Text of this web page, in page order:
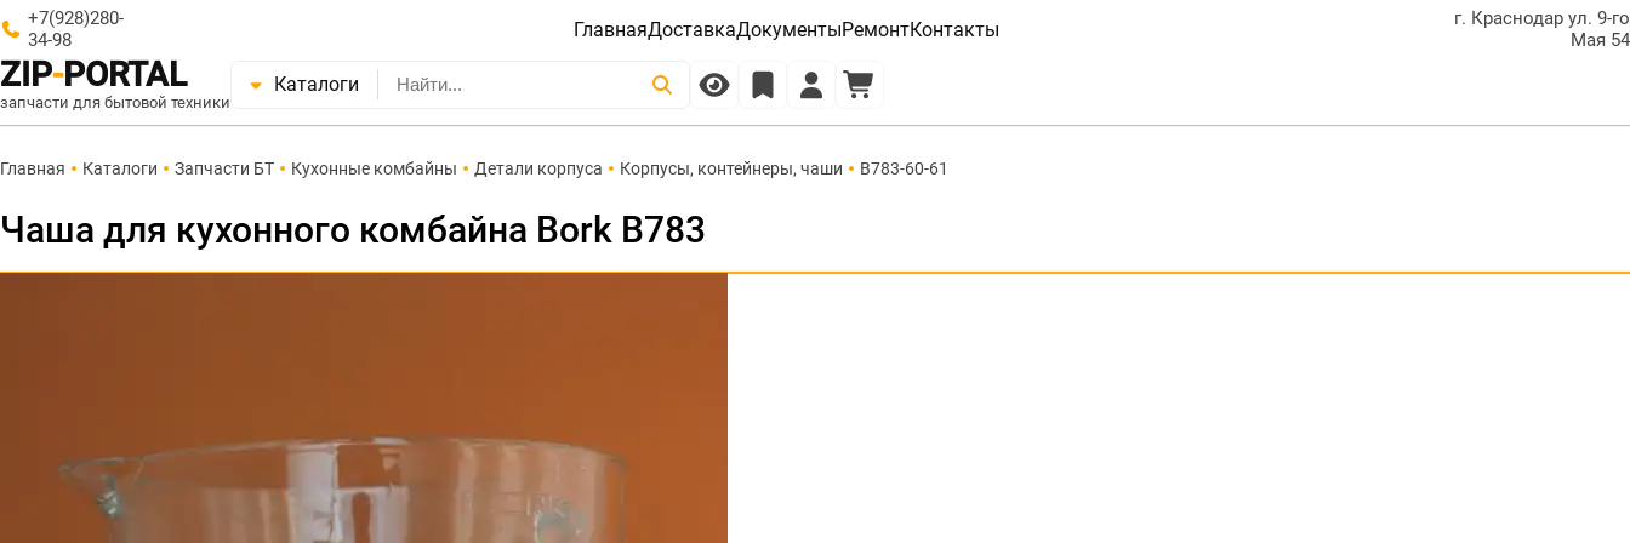
+7(928)280-
34-98
ГлавнаяДоставкаДокументыРемонтКонтакты
г. Краснодар ул. 9-го
Мая 54
ZIP-PORTAL
запчасти для бытовой техники
Каталоги
Главная Каталоги Запчасти БТ Кухонные комбайны Детали корпуса Корпусы, контейнеры, чаши B783-60-61
Чаша для кухонного комбайна Bork B783